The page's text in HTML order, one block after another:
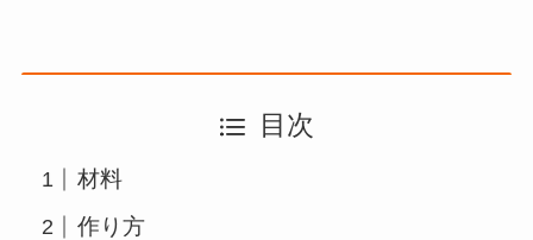
目次
材料
作り方